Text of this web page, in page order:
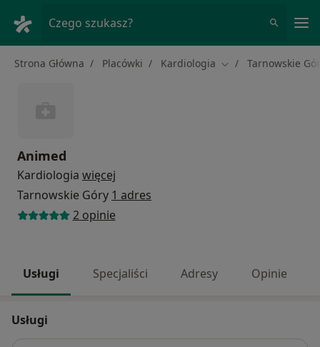
Czego szukasz?
Strona Główna Placówki Kardiologia Zmień miasto
Tarnowskie
Animed
Kardiologia więcej
Tarnowskie Góry 1 adres
2 opinie
Usługi Specjaliści Adresy Opinie
Usługi